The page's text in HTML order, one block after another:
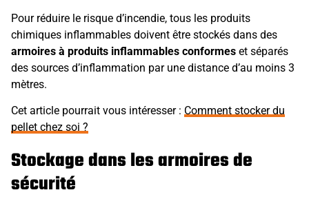
Pour réduire le risque d’incendie, tous les produits
chimiques inflammables doivent être stockés dans des
armoires à produits inflammables conformes et séparés
des sources d’inflammation par une distance d’au moins 3
mètres.
Cet article pourrait vous intéresser : Comment stocker du
pellet chez soi ?
Stockage dans les armoires de
sécurité